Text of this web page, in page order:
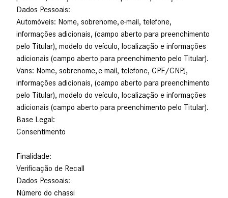
Dados Pessoais:
Automóveis: Nome, sobrenome, e-mail, telefone,
informações adicionais, (campo aberto para preenchimento
pelo Titular), modelo do veículo, localização e informações
adicionais (campo aberto para preenchimento pelo Titular).
Vans: Nome, sobrenome, e-mail, telefone, CPF/CNPJ,
informações adicionais, (campo aberto para preenchimento
pelo Titular), modelo do veículo, localização e informações
adicionais (campo aberto para preenchimento pelo Titular).
Base Legal:
Consentimento
Finalidade:
Verificação de Recall
Dados Pessoais:
Número do chassi